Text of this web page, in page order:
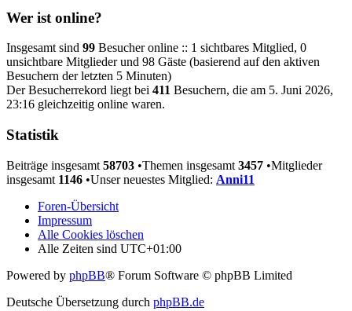
Wer ist online?
Insgesamt sind 99 Besucher online :: 1 sichtbares Mitglied, 0
unsichtbare Mitglieder und 98 Gäste (basierend auf den aktiven
Besuchern der letzten 5 Minuten)
Der Besucherrekord liegt bei 411 Besuchern, die am 5. Juni 2026,
23:16 gleichzeitig online waren.
Statistik
Beiträge insgesamt 58703 •Themen insgesamt 3457 •Mitglieder
insgesamt 1146 •Unser neuestes Mitglied: Anni11
Foren-Übersicht
Impressum
Alle Cookies löschen
Alle Zeiten sind UTC+01:00
Powered by phpBB® Forum Software © phpBB Limited
Deutsche Übersetzung durch phpBB.de